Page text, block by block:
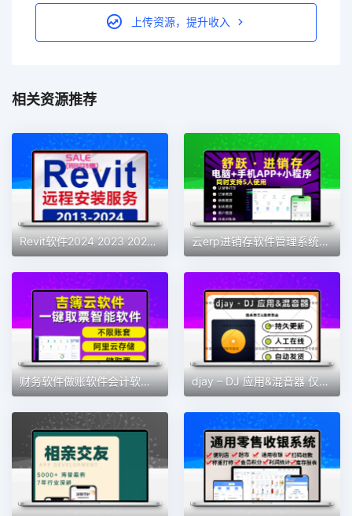
上传资源，提升收入
相关资源推荐
Revit软件2024 2023 2022 2021 2019 2018 2016BIM安装族库远程包 云erp进销存软件管理系统仓库库存管理系统送货单管理系统永久
财务软件做账软件会计软件记账软件财务系统会计神器新款财务软件 djay – DJ 应用&混音器 仅支持MAC 软件素材